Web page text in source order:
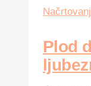
se
Plod